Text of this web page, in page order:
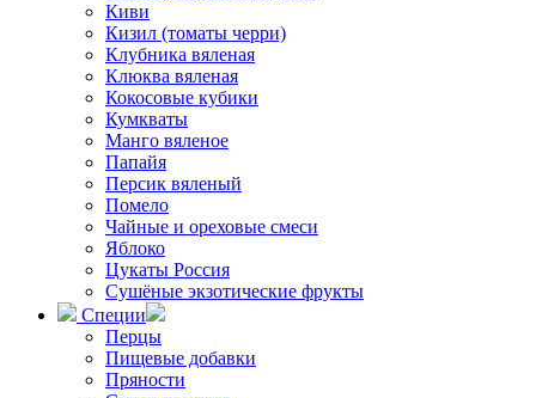
Киви
Кизил (томаты черри)
Клубника вяленая
Клюква вяленая
Кокосовые кубики
Кумкваты
Манго вяленое
Папайя
Персик вяленый
Помело
Чайные и ореховые смеси
Яблоко
Цукаты Россия
Сушёные экзотические фрукты
Специи
Перцы
Пищевые добавки
Пряности